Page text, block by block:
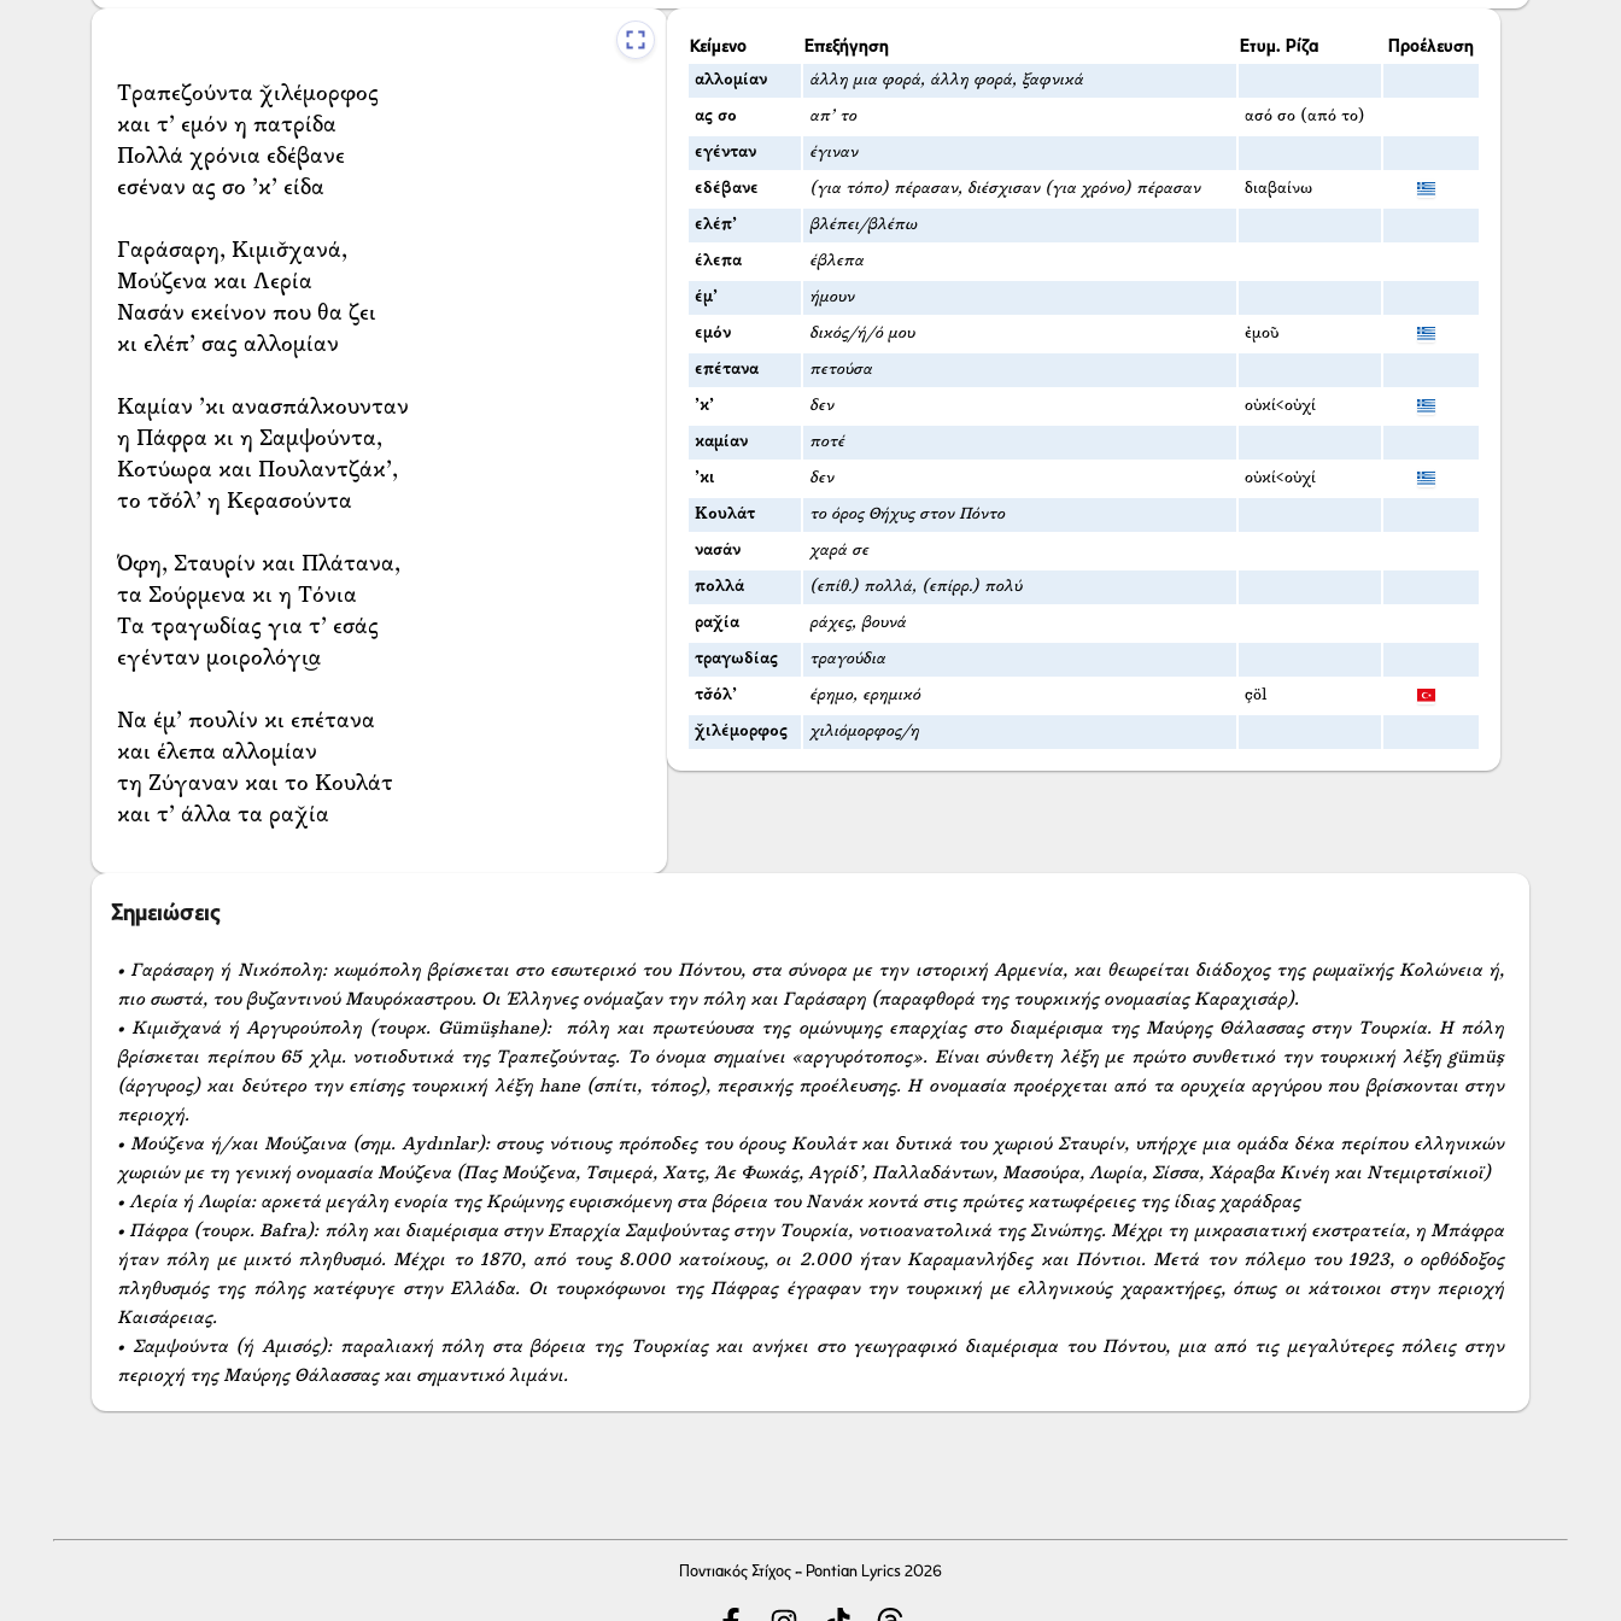
Τραπεζούντα χ̌ιλέμορφος
και τ’ εμόν η πατρίδα
Πολλά χρόνια εδέβανε
εσέναν ας σο ’κ’ είδα
Γαράσαρη, Κιμισ̌χανά,
Μούζενα και Λερία
Νασάν εκείνον που θα ζει
κι ελέπ’ σας αλλομίαν
Καμίαν ’κι ανασπάλκουνταν
η Πάφρα κι η Σαμψούντα,
Κοτύωρα και Πουλαντζάκ’,
το τσ̌όλ’ η Κερασούντα
Όφη, Σταυρίν και Πλάτανα,
τα Σούρμενα κι η Τόνια
Τα τραγωδίας για τ’ εσάς
εγένταν μοιρολόγι͜α
Να έμ’ πουλίν κι επέτανα
και έλεπα αλλομίαν
τη Ζύγαναν και το Κουλάτ
και τ’ άλλα τα ραχ̌ία
Κείμενο Επεξήγηση Ετυμ. Ρίζα Προέλευση
αλλομίαν άλλη μια φορά, άλλη φορά, ξαφνικά
ας σο απ’ το ασό σο (από το)
εγένταν έγιναν
εδέβανε (για τόπο) πέρασαν, διέσχισαν (για χρόνο) πέρασαν διαβαίνω
ελέπ’ βλέπει/βλέπω
έλεπα έβλεπα
έμ’ ήμουν
εμόν δικός/ή/ό μου ἐμοῦ
επέτανα πετούσα
’κ’ δεν οὐκί<οὐχί
καμίαν ποτέ
’κι δεν οὐκί<οὐχί
Κουλάτ το όρος Θήχυς στον Πόντο
νασάν χαρά σε
πολλά (επίθ.) πολλά, (επίρρ.) πολύ
ραχ̌ία ράχες, βουνά
τραγωδίας τραγούδια
τσ̌όλ’ έρημο, ερημικό çöl
χ̌ιλέμορφος χιλιόμορφος/η
Σημειώσεις
• Γαράσαρη ή Νικόπολη: κωμόπολη βρίσκεται στο εσωτερικό του Πόντου, στα σύνορα με την ιστορική Αρμενία, και θεωρείται διάδοχος της ρωμαϊκής Κολώνεια ή,
πιο σωστά, του βυζαντινού Μαυρόκαστρου. Οι Έλληνες ονόμαζαν την πόλη και Γαράσαρη (παραφθορά της τουρκικής ονομασίας Καραχισάρ).
• Κιμισ̌χανά ή Αργυρούπολη (τουρκ. Gümüşhane):  πόλη και πρωτεύουσα της ομώνυμης επαρχίας στο διαμέρισμα της Μαύρης Θάλασσας στην Τουρκία. Η πόλη
βρίσκεται περίπου 65 χλμ. νοτιοδυτικά της Τραπεζούντας. Το όνομα σημαίνει «αργυρότοπος». Είναι σύνθετη λέξη με πρώτο συνθετικό την τουρκική λέξη gümüş
(άργυρος) και δεύτερο την επίσης τουρκική λέξη hane (σπίτι, τόπος), περσικής προέλευσης. Η ονομασία προέρχεται από τα ορυχεία αργύρου που βρίσκονται στην
περιοχή.
• Μούζενα ή/και Μούζαινα (σημ. Aydınlar): στους νότιους πρόποδες του όρους Κουλάτ και δυτικά του χωριού Σταυρίν, υπήρχε μια ομάδα δέκα περίπου ελληνικών
χωριών με τη γενική ονομασία Μούζενα (Πας Μούζενα, Τσιμερά, Χατς, Άε Φωκάς, Αγρίδ’, Παλλαδάντων, Μασούρα, Λωρία, Σίσσα, Χάραβα Κινέη και Ντεμιρτσίκιοϊ)
• Λερία ή Λωρία: αρκετά μεγάλη ενορία της Κρώμνης ευρισκόμενη στα βόρεια του Νανάκ κοντά στις πρώτες κατωφέρειες της ίδιας χαράδρας
• Πάφρα (τουρκ. Bafra): πόλη και διαμέρισμα στην Επαρχία Σαμψούντας στην Τουρκία, νοτιοανατολικά της Σινώπης. Μέχρι τη μικρασιατική εκστρατεία, η Μπάφρα
ήταν πόλη με μικτό πληθυσμό. Μέχρι το 1870, από τους 8.000 κατοίκους, οι 2.000 ήταν Καραμανλήδες και Πόντιοι. Μετά τον πόλεμο του 1923, ο ορθόδοξος
πληθυσμός της πόλης κατέφυγε στην Ελλάδα. Οι τουρκόφωνοι της Πάφρας έγραφαν την τουρκική με ελληνικούς χαρακτήρες, όπως οι κάτοικοι στην περιοχή
Καισάρειας.
• Σαμψούντα (ή Αμισός): παραλιακή πόλη στα βόρεια της Τουρκίας και ανήκει στο γεωγραφικό διαμέρισμα του Πόντου, μια από τις μεγαλύτερες πόλεις στην
περιοχή της Μαύρης Θάλασσας και σημαντικό λιμάνι.
Ποντιακός Στίχος - Pontian Lyrics 2026